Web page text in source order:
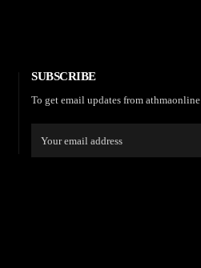
SUBSCRIBE
To get email updates from athmaonline